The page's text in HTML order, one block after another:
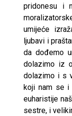
pridonesu i
umijeće
ljubavi i
da dođemo
dolazimo iz
dolazimo i s
koji nam se i
euharistije
sestre, i